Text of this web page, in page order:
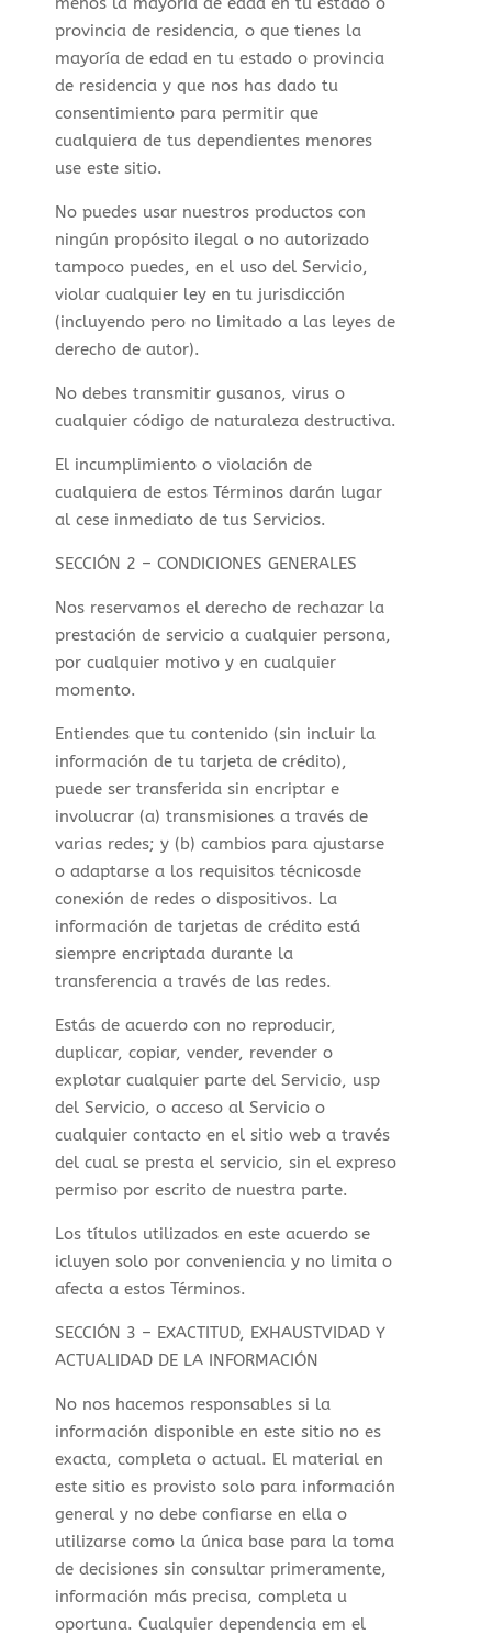
provincia de residencia, o que tienes la
mayoría de edad en tu estado o provincia
de residencia y que nos has dado tu
consentimiento para permitir que
cualquiera de tus dependientes menores
use este sitio.
No puedes usar nuestros productos con
ningún propósito ilegal o no autorizado
tampoco puedes, en el uso del Servicio,
violar cualquier ley en tu jurisdicción
(incluyendo pero no limitado a las leyes de
derecho de autor).
No debes transmitir gusanos, virus o
cualquier código de naturaleza destructiva.
El incumplimiento o violación de
cualquiera de estos Términos darán lugar
al cese inmediato de tus Servicios.
SECCIÓN 2 – CONDICIONES GENERALES
Nos reservamos el derecho de rechazar la
prestación de servicio a cualquier persona,
por cualquier motivo y en cualquier
momento.
Entiendes que tu contenido (sin incluir la
información de tu tarjeta de crédito),
puede ser transferida sin encriptar e
involucrar (a) transmisiones a través de
varias redes; y (b) cambios para ajustarse
o adaptarse a los requisitos técnicosde
conexión de redes o dispositivos. La
información de tarjetas de crédito está
siempre encriptada durante la
transferencia a través de las redes.
Estás de acuerdo con no reproducir,
duplicar, copiar, vender, revender o
explotar cualquier parte del Servicio, usp
del Servicio, o acceso al Servicio o
cualquier contacto en el sitio web a través
del cual se presta el servicio, sin el expreso
permiso por escrito de nuestra parte.
Los títulos utilizados en este acuerdo se
icluyen solo por conveniencia y no limita o
afecta a estos Términos.
SECCIÓN 3 – EXACTITUD, EXHAUSTVIDAD Y
ACTUALIDAD DE LA INFORMACIÓN
No nos hacemos responsables si la
información disponible en este sitio no es
exacta, completa o actual. El material en
este sitio es provisto solo para información
general y no debe confiarse en ella o
utilizarse como la única base para la toma
de decisiones sin consultar primeramente,
información más precisa, completa u
oportuna. Cualquier dependencia em el